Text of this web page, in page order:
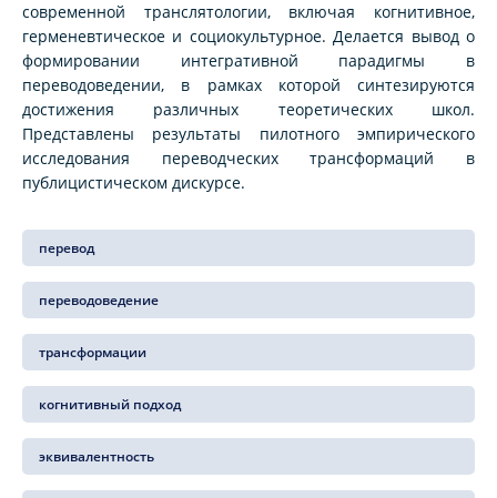
современной транслятологии, включая когнитивное,
герменевтическое и социокультурное. Делается вывод о
формировании интегративной парадигмы в
переводоведении, в рамках которой синтезируются
достижения различных теоретических школ.
Представлены результаты пилотного эмпирического
исследования переводческих трансформаций в
публицистическом дискурсе.
перевод
переводоведение
трансформации
когнитивный подход
эквивалентность